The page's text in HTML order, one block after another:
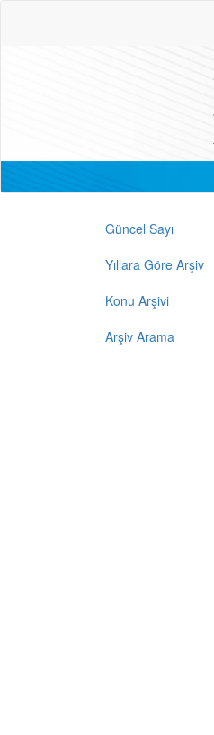
Güncel Sayı
Yıllara Göre Arşiv
Konu Arşivi
Arşiv Arama